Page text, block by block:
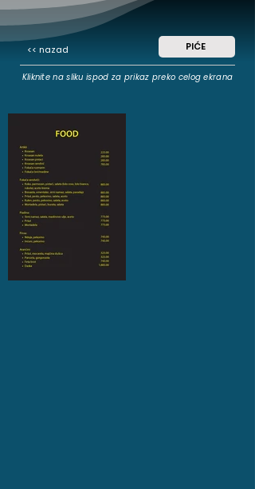
<< nazad PIĆE
Kliknite na sliku ispod za prikaz preko celog ekrana